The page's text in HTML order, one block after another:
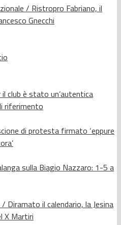
/ Ristropro Fabriano, il
Gnecchi
club è stato un’autentica
riferimento
di protesta firmato ‘eppure
sulla Biagio Nazzaro: 1-5 a
Diramato il calendario, la Jesina
X Martiri